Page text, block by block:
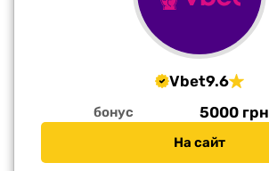
Vbet9.6
бонус 5000 грн
На сайт